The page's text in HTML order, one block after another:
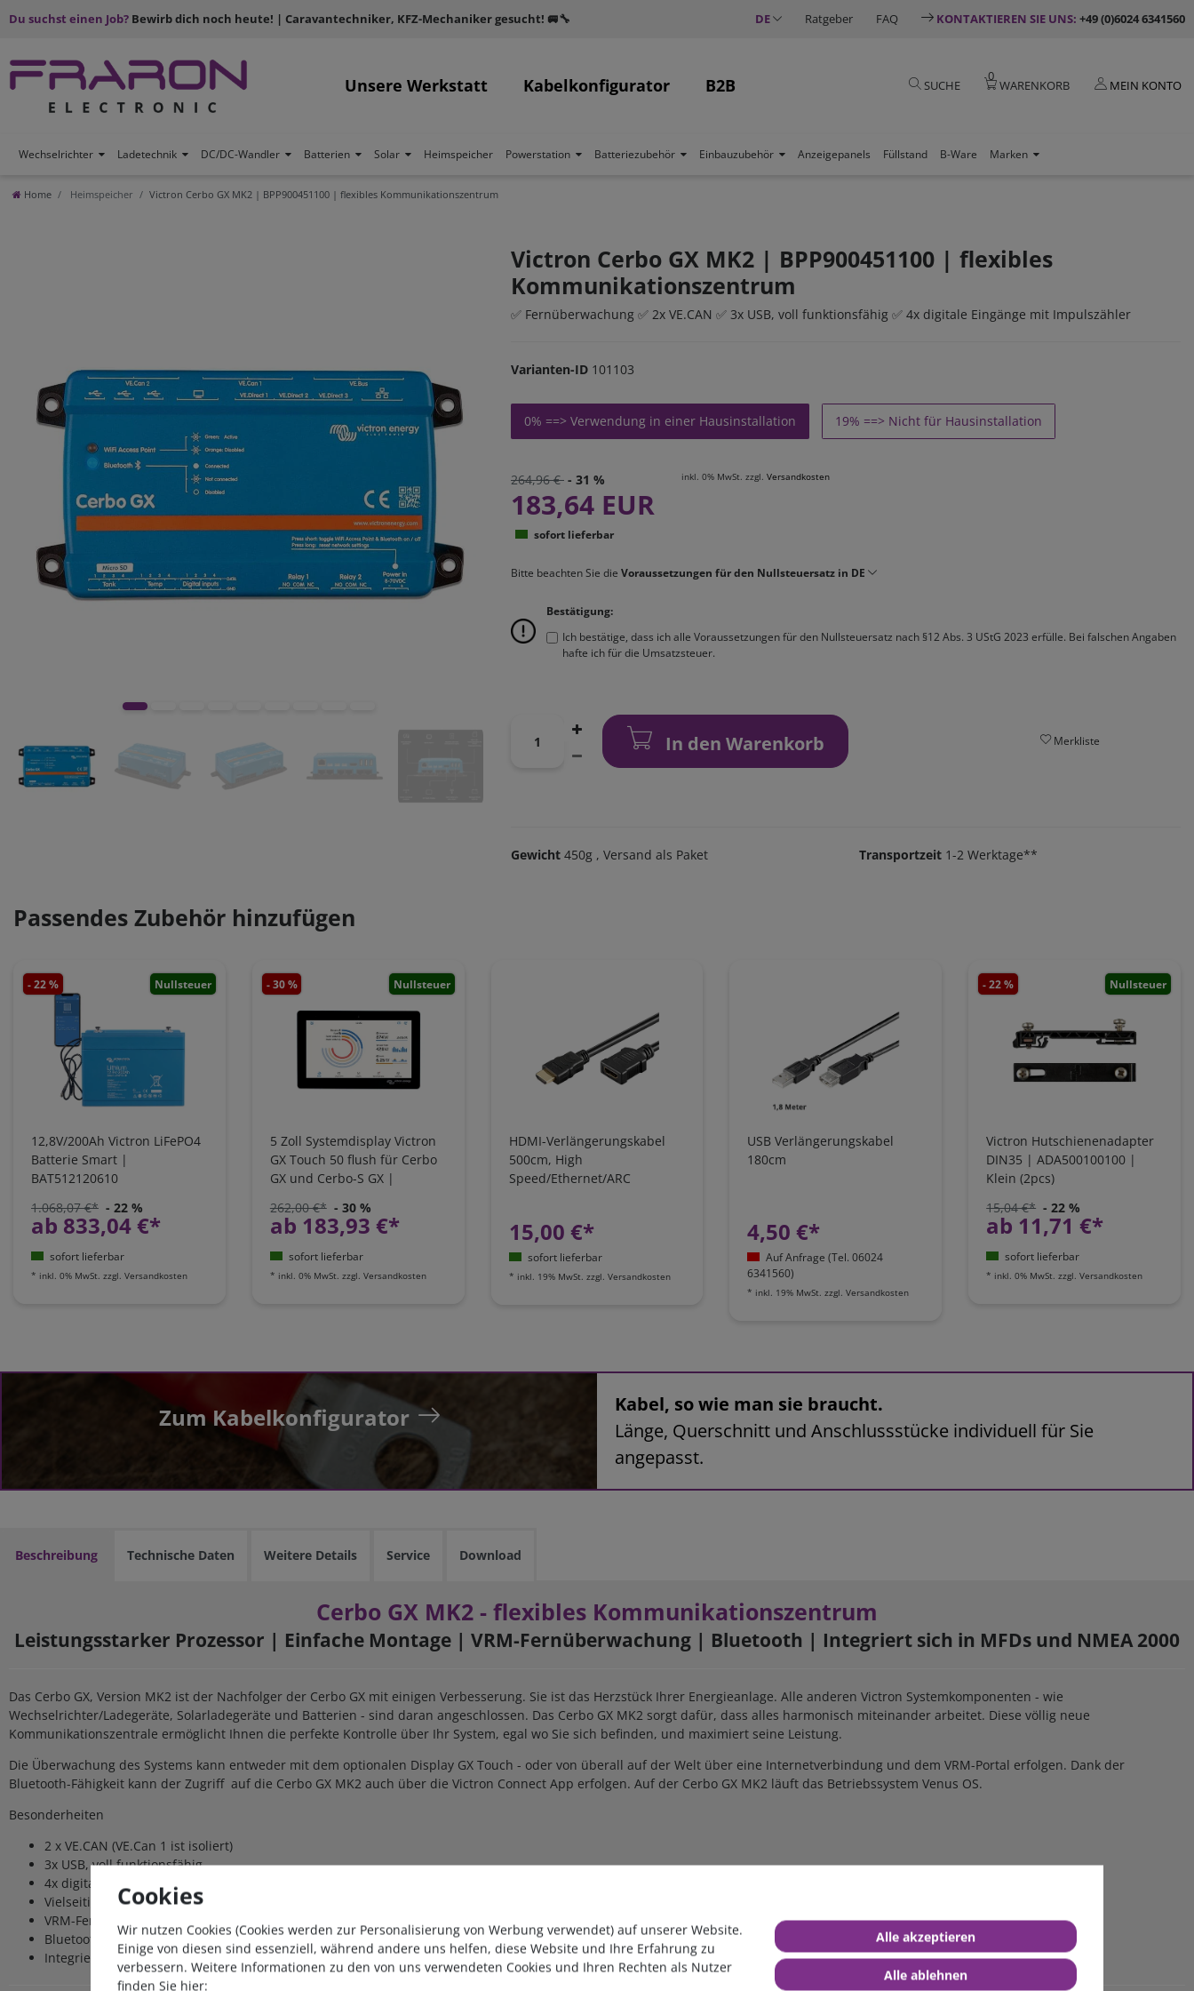
Du suchst einen Job? Bewirb dich noch heute! | Caravantechniker, KFZ-Mechaniker gesucht! 🚐🔧 DE Ratgeber FAQ KONTAKTIEREN SIE UNS: +49 (0)6024 6341560
Unsere Werkstatt Kabelkonfigurator B2B SUCHE
0
WARENKORB MEIN KONTO
Wechselrichter Ladetechnik DC/DC-Wandler Batterien Solar Heimspeicher Powerstation Batteriezubehör Einbauzubehör Anzeigepanels Füllstand B-Ware Marken
Home Heimspeicher Victron Cerbo GX MK2 | BPP900451100 | flexibles Kommunikationszentrum
Victron Cerbo GX MK2 | BPP900451100 | flexibles
Kommunikationszentrum
✅ Fernüberwachung ✅ 2x VE.CAN ✅ 3x USB, voll funktionsfähig ✅ 4x digitale Eingänge mit Impulszähler
Varianten-ID 101103
0% ==> Verwendung in einer Hausinstallation 19% ==> Nicht für Hausinstallation
264,96 € - 31 %
183,64 EUR
inkl. 0% MwSt. zzgl. Versandkosten
sofort lieferbar
Bitte beachten Sie die Voraussetzungen für den Nullsteuersatz in DE
Bestätigung:
Ich bestätige, dass ich alle Voraussetzungen für den Nullsteuersatz nach §12 Abs. 3 UStG 2023 erfülle. Bei falschen Angaben
hafte ich für die Umsatzsteuer.
In den Warenkorb Merkliste
Gewicht 450g , Versand als Paket Transportzeit 1-2 Werktage**
Passendes Zubehör hinzufügen
- 22 % Nullsteuer
12,8V/200Ah Victron LiFePO4
Batterie Smart |
BAT512120610
1.068,07 €* - 22 %
ab 833,04 €*
sofort lieferbar
* inkl. 0% MwSt. zzgl. Versandkosten
- 30 % Nullsteuer
5 Zoll Systemdisplay Victron
GX Touch 50 flush für Cerbo
GX und Cerbo-S GX |
262,00 €* - 30 %
ab 183,93 €*
sofort lieferbar
* inkl. 0% MwSt. zzgl. Versandkosten
HDMI-Verlängerungskabel
500cm, High
Speed/Ethernet/ARC
15,00 €*
sofort lieferbar
* inkl. 19% MwSt. zzgl. Versandkosten
USB Verlängerungskabel
180cm
4,50 €*
Auf Anfrage (Tel. 06024
6341560)
* inkl. 19% MwSt. zzgl.Versandkosten
- 22 % Nullsteuer
Victron Hutschienenadapter
DIN35 | ADA500100100 |
Klein (2pcs)
15,04 €* - 22 %
ab 11,71 €*
sofort lieferbar
* inkl. 0% MwSt. zzgl.Versandkosten
Zum Kabelkonfigurator
Kabel, so wie man sie braucht.
Länge, Querschnitt und Anschlussstücke individuell für Sie
angepasst.
Beschreibung Technische Daten Weitere Details Service Download
Cerbo GX MK2 - flexibles Kommunikationszentrum
Leistungsstarker Prozessor | Einfache Montage | VRM-Fernüberwachung | Bluetooth | Integriert sich in MFDs und NMEA 2000
Das Cerbo GX, Version MK2 ist der Nachfolger der Cerbo GX mit einigen Verbesserung. Sie ist das Herzstück Ihrer Energieanlage. Alle anderen Victron Systemkomponenten - wie
Wechselrichter/Ladegeräte, Solarladegeräte und Batterien - sind daran angeschlossen. Das Cerbo GX MK2 sorgt dafür, dass alles harmonisch miteinander arbeitet. Diese völlig neue
Kommunikationszentrale ermöglicht Ihnen die perfekte Kontrolle über Ihr System, egal wo Sie sich befinden, und maximiert seine Leistung.
Die Überwachung des Systems kann entweder mit dem optionalen Display GX Touch - oder von überall auf der Welt über eine Internetverbindung und dem VRM-Portal erfolgen. Dank der
Bluetooth-Fähigkeit kann der Zugriff auf die Cerbo GX MK2 auch über die Victron Connect App erfolgen. Auf der Cerbo GX MK2 läuft das Betriebssystem Venus OS.
Besonderheiten
2 x VE.CAN (VE.Can 1 ist isoliert)
3x USB, voll funktionsfähig
4x digitale Eingänge mit Impulszähler
Vielseitige und Einfache Montage
VRM-Fernüberwachung
Bluetooth
Integriert sich in MFDs und NMEA 2000
Cookies
Wir nutzen Cookies (Cookies werden zur Personalisierung von Werbung verwendet) auf unserer Website.
Einige von diesen sind essenziell, während andere uns helfen, diese Website und Ihre Erfahrung zu
verbessern. Weitere Informationen zu den von uns verwendeten Cookies und Ihren Rechten als Nutzer
finden Sie hier:
Alle akzeptieren
Alle ablehnen